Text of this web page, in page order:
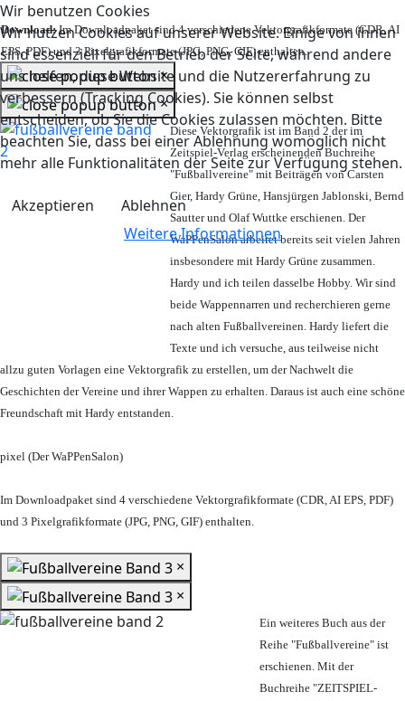
Wir benutzen Cookies
Wir nutzen Cookies auf unserer Website. Einige von ihnen
sind essenziell für den Betrieb der Seite, während andere
uns helfen, diese Website und die Nutzererfahrung zu
verbessern (Tracking Cookies). Sie können selbst
entscheiden, ob Sie die Cookies zulassen möchten. Bitte
beachten Sie, dass bei einer Ablehnung womöglich nicht
mehr alle Funktionalitäten der Seite zur Verfügung stehen.
Akzeptieren
Ablehnen
Weitere Informationen
Download:Im Downloadpaket sind 4 verschiedene Vektorgrafikformate (CDR, AI
EPS, PDF) und 3 Pixelgrafikformate (JPG, PNG, GIF) enthalten.
×
×
Diese Vektorgrafik ist im Band 2 der im
Zeitspiel-Verlag erscheinenden Buchreihe
"Fußballvereine" mit Beiträgen von Carsten
Gier, Hardy Grüne, Hansjürgen Jablonski, Bernd
Sautter und Olaf Wuttke erschienen. Der
WaPPenSalon arbeitet bereits seit vielen Jahren
insbesondere mit Hardy Grüne zusammen.
Hardy und ich teilen dasselbe Hobby. Wir sind
beide Wappennarren und recherchieren gerne
nach alten Fußballvereinen. Hardy liefert die
Texte und ich versuche, aus teilweise nicht
allzu guten Vorlagen eine Vektorgrafik zu erstellen, um der Nachwelt die
Geschichten der Vereine und ihrer Wappen zu erhalten. Daraus ist auch eine schöne
Freundschaft mit Hardy entstanden.
pixel (Der WaPPenSalon)
Im Downloadpaket sind 4 verschiedene Vektorgrafikformate (CDR, AI EPS, PDF)
und 3 Pixelgrafikformate (JPG, PNG, GIF) enthalten.
×
×
Ein weiteres Buch aus der
Reihe "Fußballvereine" ist
erschienen. Mit der
Buchreihe "ZEITSPIEL-